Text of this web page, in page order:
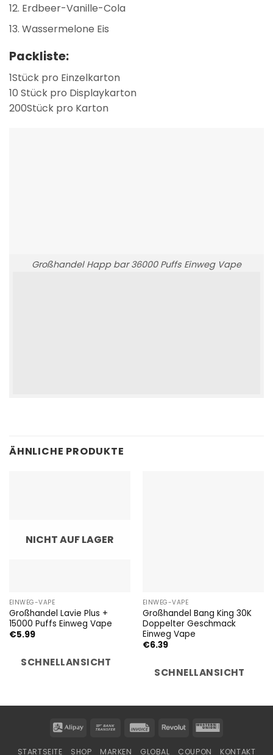
Erdbeer-Vanille-Cola
Wassermelone Eis
Packliste:
1Stück pro Einzelkarton
10 Stück pro Displaykarton
200Stück pro Karton
Großhandel Happ bar 36000 Puffs Einweg Vape
ÄHNLICHE PRODUKTE
NICHT AUF LAGER
EINWEG-VAPE
Großhandel Lavie Plus +
15000 Puffs Einweg Vape
€5.99
SCHNELLANSICHT
EINWEG-VAPE
Großhandel Bang King 30K
Doppelter Geschmack
Einweg Vape
€6.39
SCHNELLANSICHT
Alipay
Bank
Invoice RevolutWestern
STARTSEITE SHOP MARKEN GLOBAL COUPON KONTAKT